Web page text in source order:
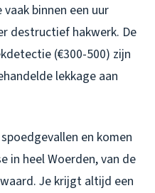
binnen een uur
destructief hakwerk. De
(€300-500) zijn
lekkage aan
en komen
in heel Woerden, van de
Je krijgt altijd een